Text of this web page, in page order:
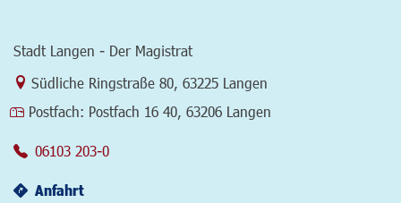
Stadt Langen - Der Magistrat
Link zur Google-Maps Navigation
Südliche Ringstraße 80, 63225 Langen
Postfach: Postfach 16 40, 63206 Langen
06103 203-0
Anfahrt